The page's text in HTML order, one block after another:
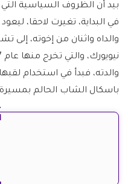
بيد أن الظروف السياسية
في البداية، تغيرت لاحقا،
والداه واثنان من إخوته، إلى
والدته، فبدأ في استخدام
باسكال الشاب الحالم